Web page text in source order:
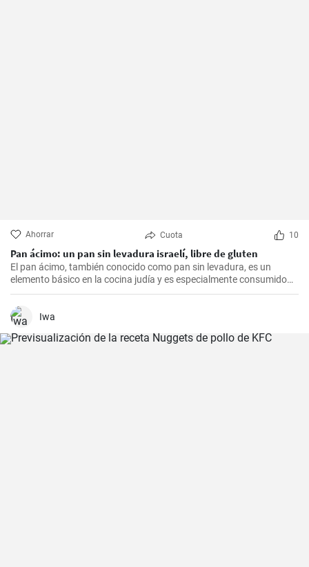
Ahorrar Cuota 10
Pan ácimo: un pan sin levadura israelí, libre de gluten
El pan ácimo, también conocido como pan sin levadura, es un
elemento básico en la cocina judía y es especialmente consumido
durante Pesaj. En esta receta, te mostraré cómo hacer tu propio
pan ácimo casero de manera sencilla y deliciosa.
Iwa